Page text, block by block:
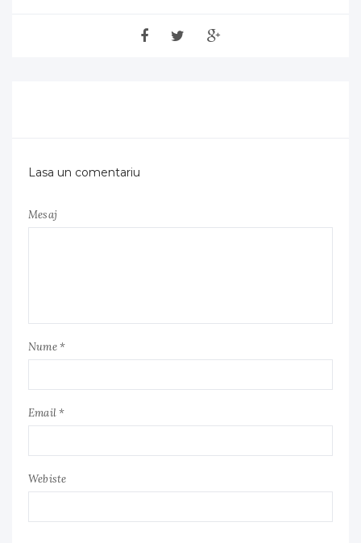
Lasa un comentariu
Mesaj
Nume *
Email *
Webiste